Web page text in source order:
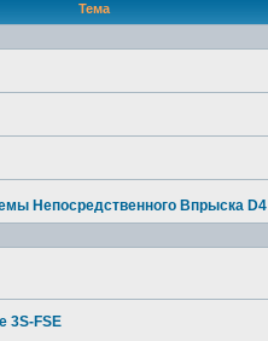
Тема
Непосредственного Впрыска D4
3S-FSE